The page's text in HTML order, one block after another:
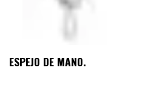
ESPEJO DE MANO.